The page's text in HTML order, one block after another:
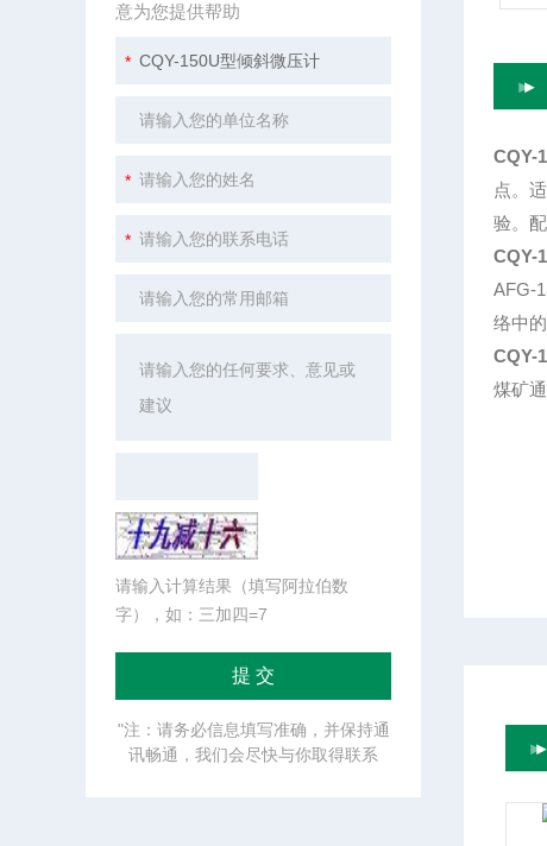
CQY-
点。
验。
CQY-
AFG-
络中
CQY-
煤矿
意为您提供帮助
请输入计算结果（填写阿拉伯数
字），如：三加四=7
"注：请务必信息填写准确，并保持通
讯畅通，我们会尽快与你取得联系